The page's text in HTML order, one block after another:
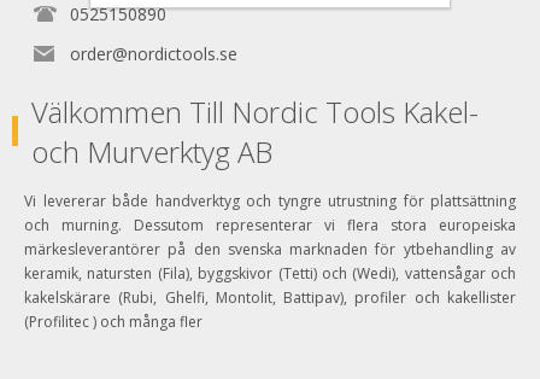
0525150890
order@nordictools.se
Välkommen Till Nordic Tools Kakel-
och Murverktyg AB
Vi levererar både handverktyg och tyngre utrustning för plattsättning
och murning. Dessutom representerar vi flera stora europeiska
märkesleverantörer på den svenska marknaden för ytbehandling av
keramik, natursten (Fila), byggskivor (Tetti) och (Wedi), vattensågar och
kakelskärare (Rubi, Ghelfi, Montolit, Battipav), profiler och kakellister
(Profilitec ) och många fler